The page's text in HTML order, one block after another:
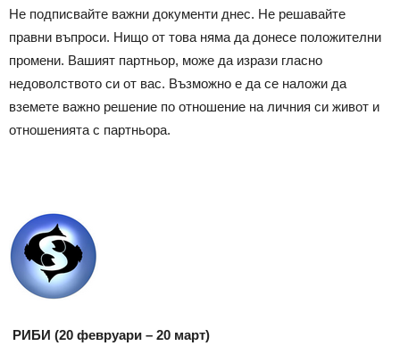
Не подписвайте важни документи днес. Не решавайте
правни въпроси. Нищо от това няма да донесе положителни
промени. Вашият партньор, може да изрази гласно
недоволството си от вас. Възможно е да се наложи да
вземете важно решение по отношение на личния си живот и
отношенията с партньора.
РИБИ (20 февруари – 20 март)